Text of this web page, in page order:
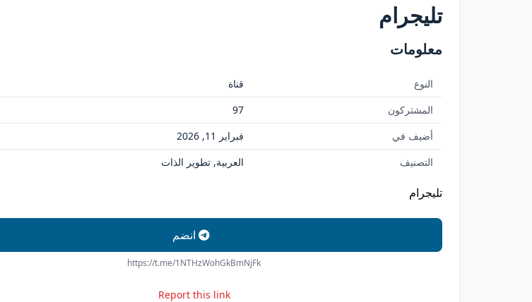
تليجرام
معلومات
النوع
قناة
المشتركون
97
أضيف في
فبراير 11, 2026
التصنيف
العربية, تطوير الذات
تليجرام
انضم
https://t.me/1NTHzWohGkBmNjFk
Report this link